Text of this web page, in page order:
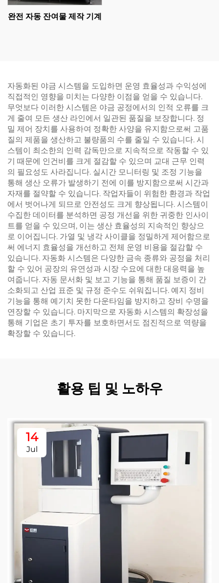
완전 자동 잔여물 제작 기계
자동화된 야금 시스템을 도입하면 운영 효율성과 수익성에
직접적인 영향을 미치는 다양한 이점을 얻을 수 있습니다.
무엇보다 이러한 시스템은 야금 공정에서의 인적 오류를 크
게 줄여 모든 생산 라인에서 일관된 품질을 보장합니다. 정
밀 제어 장치를 사용하여 정확한 사양을 유지함으로써 고품
질의 제품을 생산하고 불량품의 수를 줄일 수 있습니다. 시
스템이 최소한의 인력 감독만으로 지속적으로 작동할 수 있
기 때문에 인건비를 크게 절감할 수 있으며 교대 근무 인력
의 필요성도 사라집니다. 실시간 모니터링 및 조정 기능을
통해 생산 오류가 발생하기 전에 이를 방지함으로써 시간과
자재를 절약할 수 있습니다. 작업자들이 위험한 환경과 작업
에서 벗어나게 되므로 안전성도 크게 향상됩니다. 시스템이
수집한 데이터를 분석하면 공정 개선을 위한 귀중한 인사이
트를 얻을 수 있으며, 이는 생산 효율성의 지속적인 향상으
로 이어집니다. 가열 및 냉각 사이클을 정밀하게 제어함으로
써 에너지 효율성을 개선하고 전체 운영 비용을 절감할 수
있습니다. 자동화 시스템은 다양한 금속 종류와 공정을 처리
할 수 있어 공장의 유연성과 시장 수요에 대한 대응력을 높
여줍니다. 자동 문서화 및 보고 기능을 통해 품질 보증이 간
소화되고 산업 표준 및 규정 준수도 쉬워집니다. 예지 정비
기능을 통해 예기치 못한 다운타임을 방지하고 장비 수명을
연장할 수 있습니다. 마지막으로 자동화 시스템의 확장성을
통해 기업은 초기 투자를 보호하면서도 점진적으로 역량을
확장할 수 있습니다.
활용 팁 및 노하우
14
Jul